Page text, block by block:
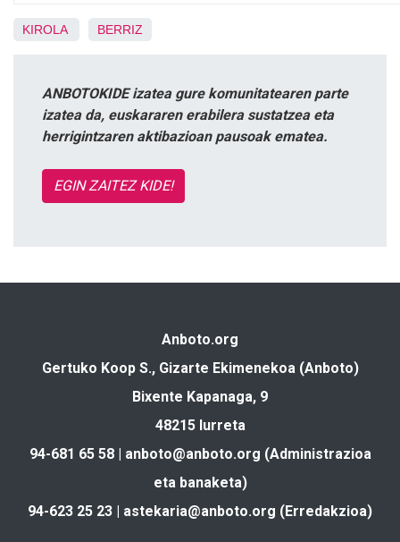
KIROLA BERRIZ
ANBOTOKIDE izatea gure komunitatearen parte
izatea da, euskararen erabilera sustatzea eta
herrigintzaren aktibazioan pausoak ematea.
EGIN ZAITEZ KIDE!
Anboto.org
Gertuko Koop S., Gizarte Ekimenekoa (Anboto)
Bixente Kapanaga, 9
48215 Iurreta
94-681 65 58 | anboto@anboto.org (Administrazioa
eta banaketa)
94-623 25 23 | astekaria@anboto.org (Erredakzioa)